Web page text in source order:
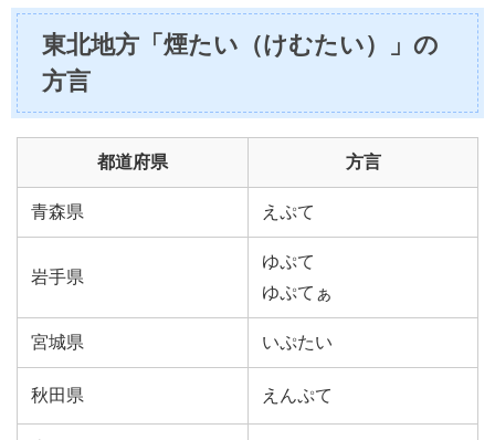
東北地方「煙たい（けむたい）」の
方言
都道府県 方言
青森県 えぷて
岩手県
ゆぷて
ゆぷてぁ
宮城県 いぷたい
秋田県 えんぷて